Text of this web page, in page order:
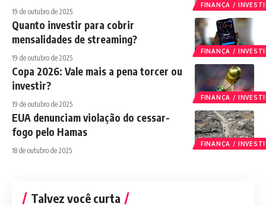
FINANÇA /
19 de outubro de 2025
FINANÇA /
Quanto investir para cobrir
mensalidades de streaming?
19 de outubro de 2025
FINANÇA /
Copa 2026: Vale mais a pena torcer ou
investir?
19 de outubro de 2025
FINANÇA /
EUA denunciam violação do cessar-
fogo pelo Hamas
18 de outubro de 2025
Talvez você curta